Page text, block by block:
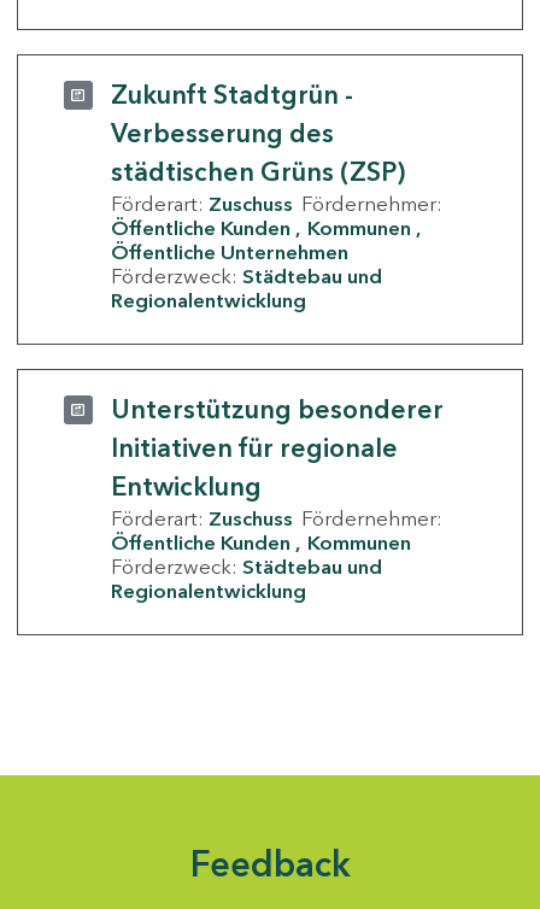
Zukunft Stadtgrün -
Verbesserung des
städtischen Grüns (ZSP)
Förderart: Zuschuss Fördernehmer:
Öffentliche Kunden
Kommunen
Öffentliche Unternehmen
Förderzweck: Städtebau und
Regionalentwicklung
Unterstützung besonderer
Initiativen für regionale
Entwicklung
Förderart: Zuschuss Fördernehmer:
Öffentliche Kunden
Kommunen
Förderzweck: Städtebau und
Regionalentwicklung
Feedback